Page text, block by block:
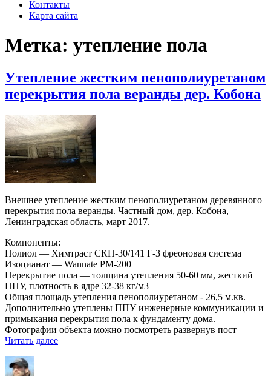
Контакты
Карта сайта
Метка: утепление пола
Утепление жестким пенополиуретаном
перекрытия пола веранды дер. Кобона
Внешнее утепление жестким пенополиуретаном деревянного
перекрытия пола веранды. Частный дом, дер. Кобона,
Ленинградская область, март 2017.
Компоненты:
Полиол — Химтраст СКН-30/141 Г-3 фреоновая система
Изоцианат — Wannate PM-200
Перекрытие пола — толщина утепления 50-60 мм, жесткий
ППУ, плотность в ядре 32-38 кг/м3
Общая площадь утепления пенополиуретаном - 26,5 м.кв.
Дополнительно утеплены ППУ инженерные коммуникации и
примыкания перекрытия пола к фундаменту дома.
Фотографии объекта можно посмотреть развернув пост
Читать далее«Утепление